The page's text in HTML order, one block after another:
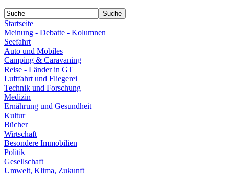
Startseite
Meinung - Debatte - Kolumnen
Seefahrt
Auto und Mobiles
Camping & Caravaning
Reise - Länder in GT
Luftfahrt und Fliegerei
Technik und Forschung
Medizin
Ernährung und Gesundheit
Kultur
Bücher
Wirtschaft
Besondere Immobilien
Politik
Gesellschaft
Umwelt, Klima, Zukunft